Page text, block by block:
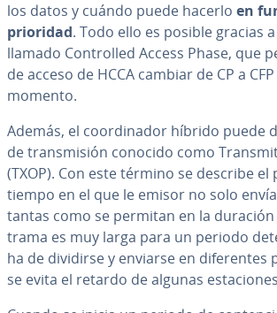
los datos y cuándo puede hacerlo en
prioridad. Todo ello es posible gracias
llamado Co­n­tro­lled Access Phase, que
de acceso de HCCA cambiar de CP a
momento.
Además, el coor­di­na­dor híbrido puede
de tra­n­s­mi­sión conocido como
(TXOP). Con este término se describe
tiempo en el que le emisor no solo
tantas como se permitan en la duración
trama es muy larga para un periodo
ha de dividirse y enviarse en di­fe­re­n­tes
se evita el retardo de algunas